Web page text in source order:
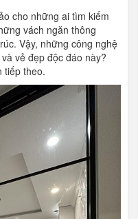
cho những ai tìm kiếm
vách ngăn thông
Vậy, những công nghệ
vẻ đẹp độc đáo này?
tiếp theo.